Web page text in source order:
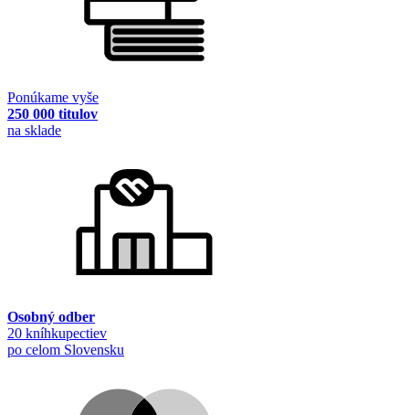
Ponúkame vyše
250 000 titulov
na sklade
Osobný odber
20 kníhkupectiev
po celom Slovensku